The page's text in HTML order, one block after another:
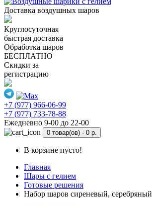
Доставка воздушных шаров
Круглосуточная
быстрая доставка
Обработка шаров
БЕСПЛАТНО
Скидки за
регистрацию
+7 (977) 966-06-99
+7 (977) 733-78-88
Ежедневно 9-00 до 22-00
0 товар(ов) - 0 р.
В корзине пусто!
Главная
Шары с гелием
Готовые решения
Набор шаров сиреневый, серебряный